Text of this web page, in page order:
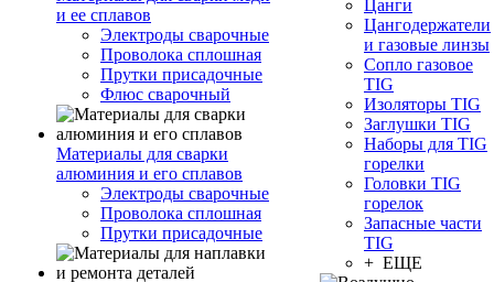
и ее сплавов
Электроды сварочные
Проволока сплошная
Прутки присадочные
Флюс сварочный
Материалы для сварки
алюминия и его сплавов
Электроды сварочные
Проволока сплошная
Прутки присадочные
Цанги
Цангодержатели
и газовые линзы
Сопло газовое
TIG
Изоляторы TIG
Заглушки TIG
Наборы для TIG
горелки
Головки TIG
горелок
Запасные части
TIG
+ ЕЩЕ